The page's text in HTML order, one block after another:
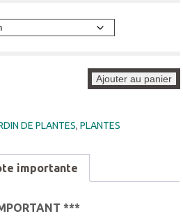
Ajouter au panier
DE PLANTES,PLANTES
importante
***